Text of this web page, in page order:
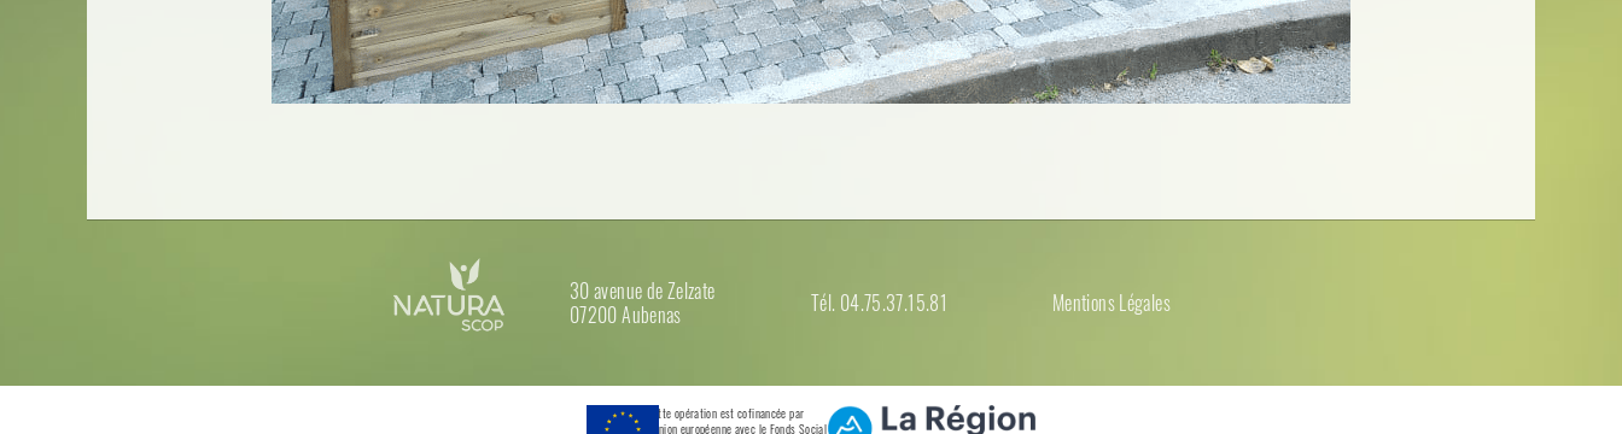
30 avenue de Zelzate
07200 Aubenas
Tél. 04.75.37.15.81 Mentions Légales
Cette opération est cofinancée par
l’Union européenne avec le Fonds Social